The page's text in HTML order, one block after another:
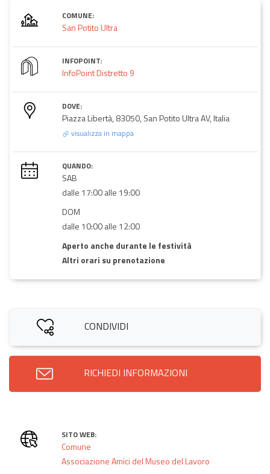
COMUNE:
San Potito Ultra
INFOPOINT:
InfoPoint Distretto 9
DOVE:
Piazza Libertà, 83050, San Potito Ultra AV, Italia
visualizza in mappa
QUANDO:
SAB
dalle 17:00 alle 19:00
DOM
dalle 10:00 alle 12:00
Aperto anche durante le festività
Altri orari su prenotazione
CONDIVIDI
RICHIEDI INFORMAZIONI
SITO WEB:
Comune
Associazione Amici del Museo del Lavoro